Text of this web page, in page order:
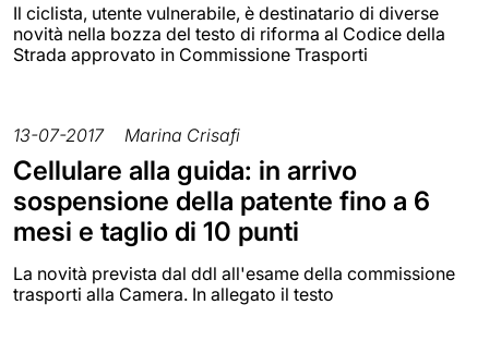
Il ciclista, utente vulnerabile, è destinatario di diverse
novità nella bozza del testo di riforma al Codice della
Strada approvato in Commissione Trasporti
13-07-2017 Marina Crisafi
Cellulare alla guida: in arrivo
sospensione della patente fino a 6
mesi e taglio di 10 punti
La novità prevista dal ddl all'esame della commissione
trasporti alla Camera. In allegato il testo